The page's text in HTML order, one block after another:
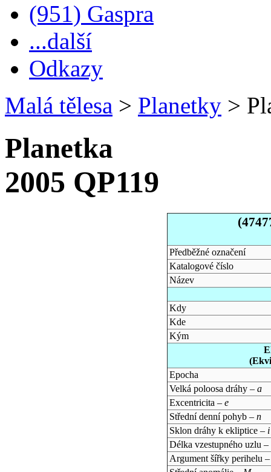
(951) Gaspra
...další
Odkazy
Malá tělesa > Planetky >
Planetka
2005 QP119
Předběžné označení
Katalogové číslo
Název
Kdy
Kde
Kým
Epocha
Velká poloosa dráhy – a
Excentricita – e
Střední denní pohyb – n
Sklon dráhy k ekliptice – i
Délka vzestupného uzlu –
Argument šířky perihelu